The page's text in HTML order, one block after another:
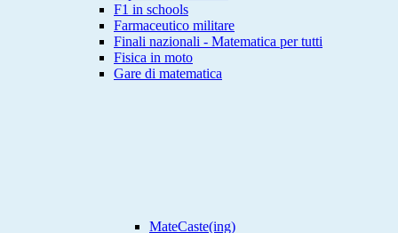
F1 in schools
Farmaceutico militare
Finali nazionali - Matematica per tutti
Fisica in moto
Gare di matematica
MateCaste(ing)